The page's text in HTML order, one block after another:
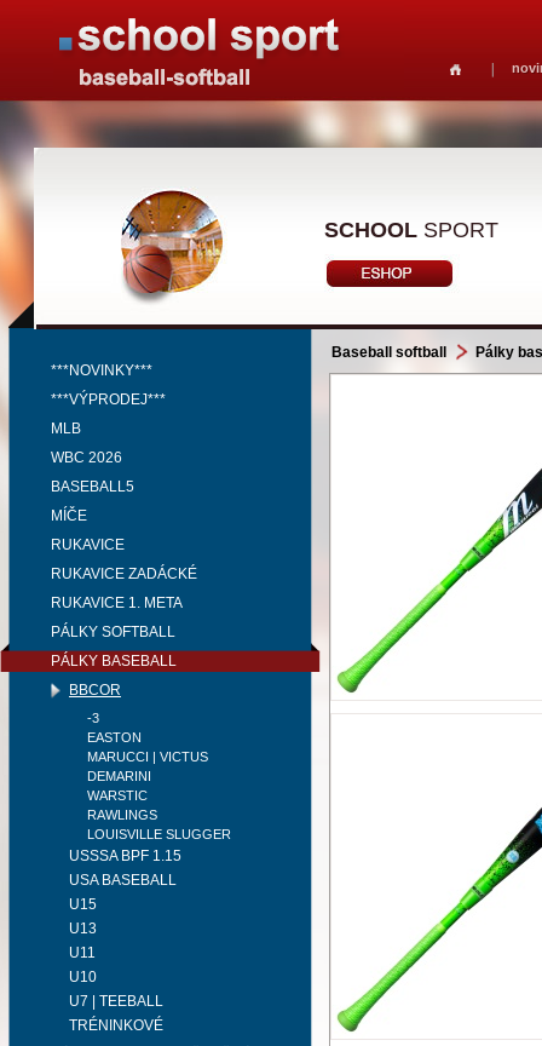
SCHOOL SPORT
***NOVINKY***
***VÝPRODEJ***
MLB
WBC 2026
BASEBALL5
MÍČE
RUKAVICE
RUKAVICE ZADÁCKÉ
RUKAVICE 1. META
PÁLKY SOFTBALL
PÁLKY BASEBALL
BBCOR
-3
EASTON
MARUCCI | VICTUS
DEMARINI
WARSTIC
RAWLINGS
LOUISVILLE SLUGGER
USSSA BPF 1.15
USA BASEBALL
U15
U13
U11
U10
U7 | TEEBALL
TRÉNINKOVÉ
Baseball softball Pálky